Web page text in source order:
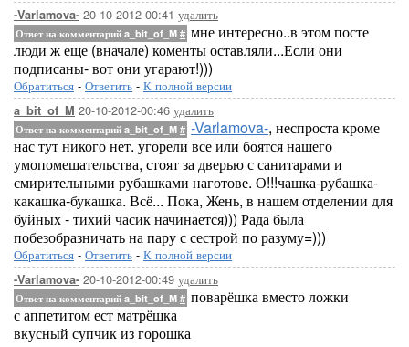
-Varlamova- 20-10-2012-00:41 удалить
Ответ на комментарий a_bit_of_M # мне интересно..в этом посте
люди ж еще (вначале) коменты оставляли...Если они
подписаны- вот они угарают!)))
Обратиться - Ответить - К полной версии
a_bit_of_M 20-10-2012-00:46 удалить
Ответ на комментарий a_bit_of_M # -Varlamova-, неспроста кроме
нас тут никого нет. угорели все или боятся нашего
умопомешательства, стоят за дверью с санитарами и
смирительными рубашками наготове. О!!!чашка-рубашка-
какашка-букашка. Всё... Пока, Жень, в нашем отделении для
буйных - тихий часик начинается))) Рада была
побезобразничать на пару с сестрой по разуму=)))
Обратиться - Ответить - К полной версии
-Varlamova- 20-10-2012-00:49 удалить
Ответ на комментарий a_bit_of_M # поварёшка вместо ложки
с аппетитом ест матрёшка
вкусный супчик из горошка